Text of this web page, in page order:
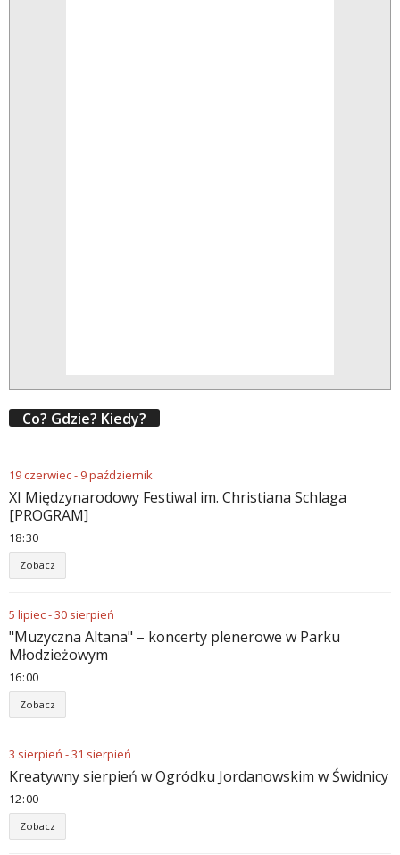
Co? Gdzie? Kiedy?
19czerwiec- 9październik
XI Międzynarodowy Festiwal im. Christiana Schlaga
[PROGRAM]
18:30
Zobacz
5 lipiec-30 sierpień
"Muzyczna Altana" – koncerty plenerowe w Parku
Młodzieżowym
16:00
Zobacz
3 sierpień -31 sierpień
Kreatywny sierpień w Ogródku Jordanowskim w Świdnicy
12:00
Zobacz